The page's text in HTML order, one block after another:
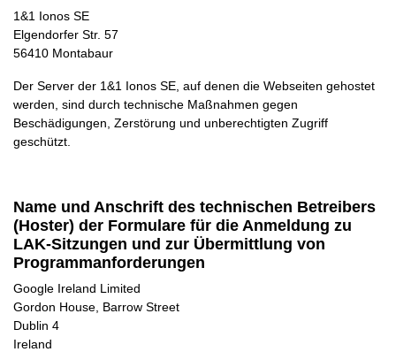
1&1 Ionos SE
Elgendorfer Str. 57
56410 Montabaur
Der Server der 1&1 Ionos SE, auf denen die Webseiten gehostet
werden, sind durch technische Maßnahmen gegen
Beschädigungen, Zerstörung und unberechtigten Zugriff
geschützt.
Name und Anschrift des technischen Betreibers
(Hoster) der Formulare für die Anmeldung zu
LAK-Sitzungen und zur Übermittlung von
Programmanforderungen
Google Ireland Limited
Gordon House, Barrow Street
Dublin 4
Ireland